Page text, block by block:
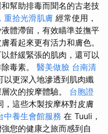
幫助排毒而聞名的古老技
重拾光滑肌膚 經常使用，
體滯留，有效瞄準並撫平
看起來更有活力和膚色。
舒緩緊張的肌肉，還可以
毒素。 醫美做臉 台南清
以更深入地滲透到肌肉纖
次的按摩體驗。 台胞證
，這些木製按摩杯對皮膚
中養生會館服務 在 Tuuli，
您的健康之旅而感到自